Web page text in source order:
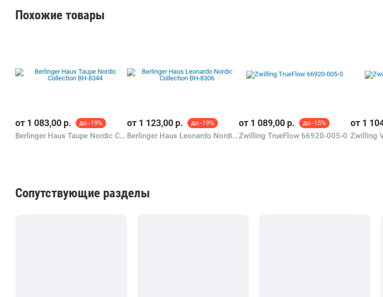
Похожие товары
от 1 083,00 р. до -19%
Berlinger Haus Taupe Nordic Collection BH-8344
от 1 123,00 р. до -19%
Berlinger Haus Leonardo Nordic Collection BH-8306
от 1 089,00 р. до -15%
Zwilling TrueFlow 66920-005-0
от 1
Zwilling
Сопутствующие разделы